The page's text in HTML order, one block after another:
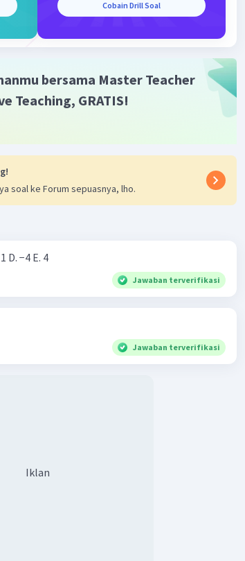
Cobain Drill Soal
bersama Master Teacher
Teaching, GRATIS!
soal ke Forum sepuasnya, lho.
−3 C. 11 D. −4 E. 4
Jawaban terverifikasi
Jawaban terverifikasi
Iklan